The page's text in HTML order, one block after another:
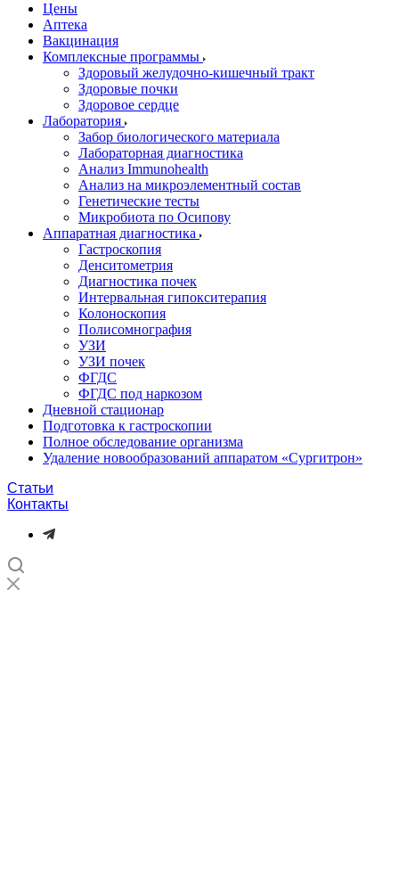
Цены
Аптека
Вакцинация
Комплексные программы
Здоровый желудочно-кишечный тракт
Здоровые почки
Здоровое сердце
Лаборатория
Забор биологического материала
Лабораторная диагностика
Анализ Immunohealth
Анализ на микроэлементный состав
Генетические тесты
Микробиота по Осипову
Аппаратная диагностика
Гастроскопия
Денситометрия
Диагностика почек
Интервальная гипокситерапия
Колоноскопия
Полисомнография
УЗИ
УЗИ почек
ФГДС
ФГДС под наркозом
Дневной стационар
Подготовка к гастроскопии
Полное обследование организма
Удаление новообразований аппаратом «Сургитрон»‎
Статьи
Контакты